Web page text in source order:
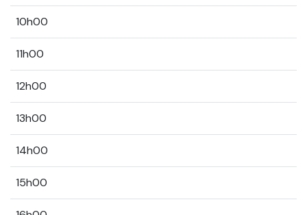
10h00
11h00
12h00
13h00
14h00
15h00